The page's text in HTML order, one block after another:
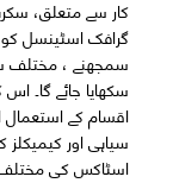
کار سے متعلق،
گرافک اسٹینسل کو
سمجھنے ، مختلف
سکھایا جائے گا۔
اقسام کے
سیاہی اور کیمیکلز
اسٹاکس کی مختلف